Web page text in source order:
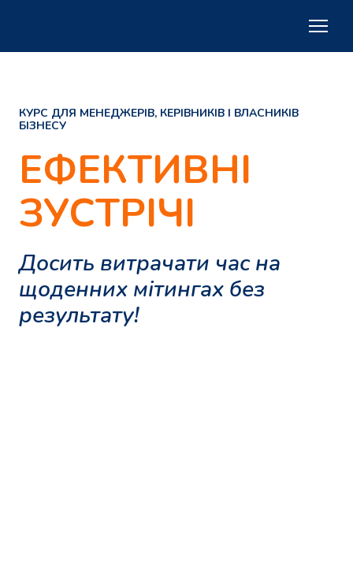
КУРС ДЛЯ МЕНЕДЖЕРІВ, КЕРІВНИКІВ І ВЛАСНИКІВ
БІЗНЕСУ
ЕФЕКТИВНІ
ЗУСТРІЧІ
Досить витрачати час на
щоденних мітингах без
результату!